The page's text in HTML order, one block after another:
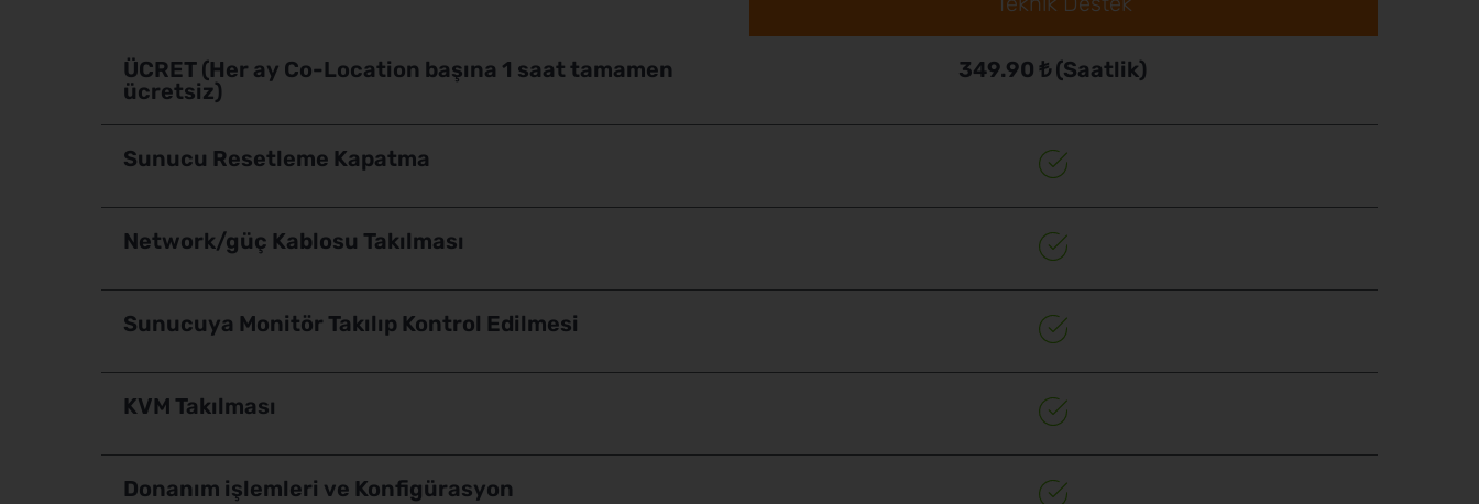
ÜCRET (Her ay Co-Location başına 1 saat tamamen
ücretsiz)
349.90 ₺ (Saatlik)
Sunucu Resetleme Kapatma
Network/güç Kablosu Takılması
Sunucuya Monitör Takılıp Kontrol Edilmesi
KVM Takılması
Donanım işlemleri ve Konfigürasyon